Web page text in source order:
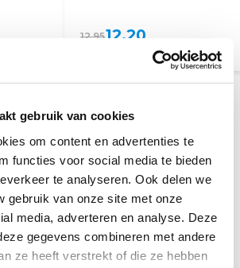
gebruik van cookies
om content en advertenties te
functies voor social media te bieden
te analyseren. Ook delen we
gebruik van onze site met onze
media, adverteren en analyse. Deze
gegevens combineren met andere
ze heeft verstrekt of die ze hebben
12,9512,20
Reflecterend regenpak